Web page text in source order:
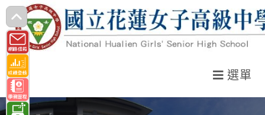
跳
轉
至
主
要
內
選單